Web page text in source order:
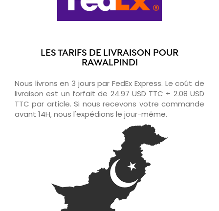
LES TARIFS DE LIVRAISON POUR
RAWALPINDI
Nous livrons en 3 jours par FedEx Express. Le coût de
livraison est un forfait de 24.97 USD TTC + 2.08 USD
TTC par article. Si nous recevons votre commande
avant 14H, nous l'expédions le jour-même.